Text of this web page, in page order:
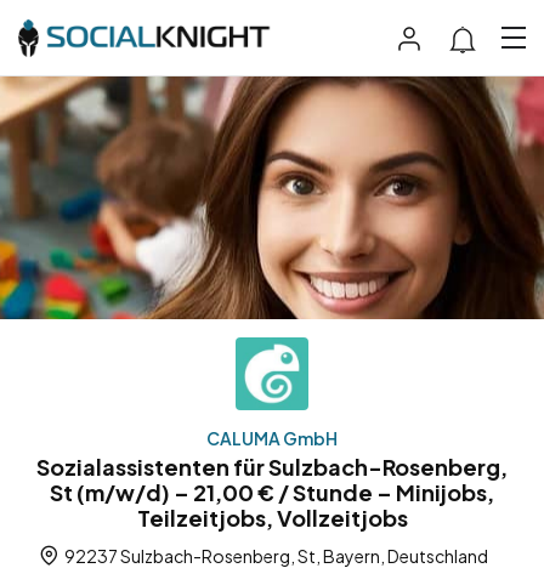
CALUMA GmbH
Sozialassistenten für Sulzbach-Rosenberg,
St (m/w/d) – 21,00 € / Stunde – Minijobs,
Teilzeitjobs, Vollzeitjobs
92237 Sulzbach-Rosenberg, St, Bayern, Deutschland